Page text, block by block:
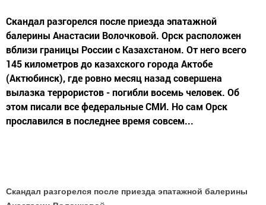
Скандал разгорелся после приезда эпатажной
балерины Анастасии Волочковой. Орск расположен
вблизи границы России с Казахстаном. От него всего
145 километров до казахского города Актобе
(Актюбинск), где ровно месяц назад совершена
вылазка террористов - погибли восемь человек. Об
этом писали все федеральные СМИ. Но сам Орск
прославился в последнее время совсем...
Скандал разгорелся после приезда эпатажной балерины